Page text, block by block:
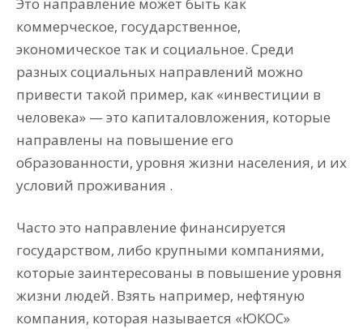
Это направление может быть как
коммерческое, государственное,
экономическое так и социальное. Среди
разных социальных направлений можно
привести такой пример, как «инвестиции в
человека» — это капиталовложения, которые
направлены на повышение его
образованности, уровня жизни населения, и их
условий проживания .
Часто это направление финансируется
государством, либо крупными компаниями,
которые заинтересованы в повышение уровня
жизни людей. Взять например, нефтяную
компания, которая называется «ЮКОС»